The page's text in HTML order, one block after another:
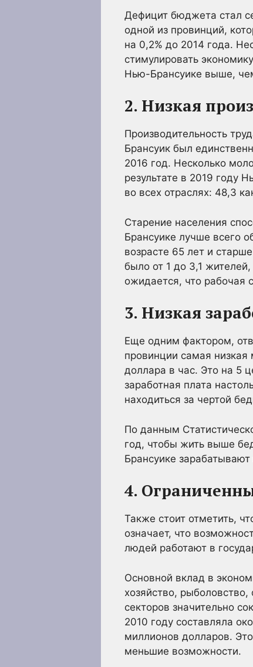
Дефицит бюджета стал
одной из провинций,
на 0,2% до 2014 года.
стимулировать
Нью-Брансуике выше,
2. Низкая
Производительность
Брансуик был
2016 год. Несколько
результате в 2019 году
во всех отраслях: 48,3
Старение населения
Брансуике лучше всего
возрасте 65 лет и
было от 1 до 3,1 жителей,
ожидается, что рабочая
3. Низкая
Еще одним фактором,
провинции самая низкая
доллара в час. Это на 5
заработная плата
находиться за чертой
По данным
год, чтобы жить выше
Брансуике
4.
Также стоит отметить,
означает, что
людей работают в
Основной вклад в
хозяйство,
секторов значительно
2010 году составляла
миллионов долларов.
меньшие возможности.